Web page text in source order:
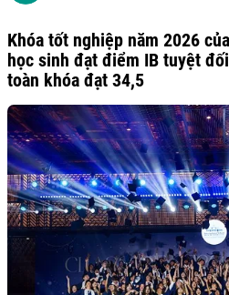
Khóa tốt nghiệp năm 2026
học sinh đạt điểm IB tuyệt
toàn khóa đạt 34,5